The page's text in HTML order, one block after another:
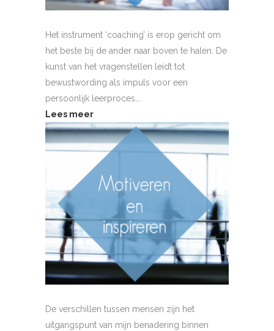
Het instrument ‘coaching’ is erop gericht om
het beste bij de ander naar boven te halen. De
kunst van het vragenstellen leidt tot
bewustwording als impuls voor een
persoonlijk leerproces….
Lees meer
De verschillen tussen mensen zijn het
uitgangspunt van mijn benadering binnen